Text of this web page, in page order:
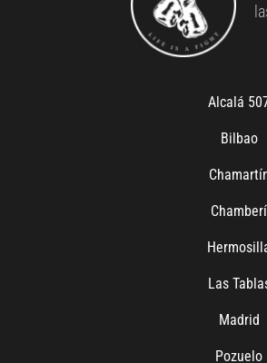
Alcalá
Bilbao
Chamberí
Las
Madrid
Pozuelo